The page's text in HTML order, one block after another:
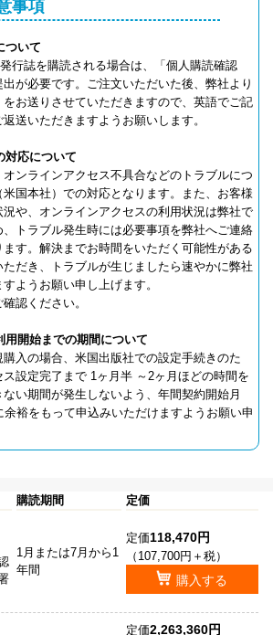
事項
ついて
行誌を購読される場合は、「個人購読確認
が必要です。ご注文いただいた後、弊社より
をお送りさせていただきますので、英語でご記
送いただきますようお願いします。
対応について
ンラインアクセス不具合などのトラブルにつ
国本社）での対応となります。また、お客様
や、オンラインアクセスの利用状況は弊社で
トラブル発生時には必要事項を弊社へご連絡
す。解決までお時間をいただく可能性がある
だき、トラブルが生じましたら速やかに弊社
ようお願い申し上げます。
確認ください。
用開始までの期間について
入の場合、米国出版社での設定手続きのた
設定完了まで 1ヶ月半 ～2ヶ月ほどの時間を
い期間が発生しないよう、年間契約開始月
余裕をもって申込みいただけますようお願い申
購読期間
定価
1月または7月から1
年間
定価118,470円
（107,700円＋税）
購入する
定価2,263,360円